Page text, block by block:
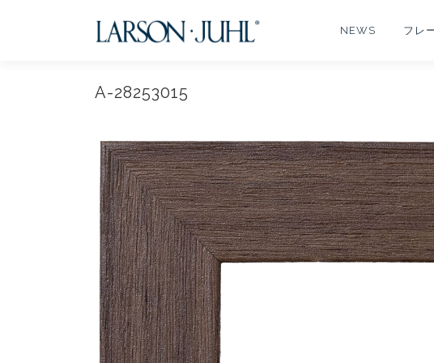
NEWS フレ
A-28253015